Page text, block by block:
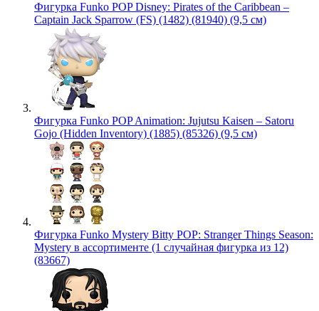
Фигурка Funko POP Disney: Pirates of the Caribbean –
Captain Jack Sparrow (FS) (1482) (81940) (9,5 см)
Фигурка Funko POP Animation: Jujutsu Kaisen – Satoru
Gojo (Hidden Inventory) (1885) (85326) (9,5 см)
Фигурка Funko Mystery Bitty POP: Stranger Things Season:
Mystery в ассортименте (1 случайная фигурка из 12)
(83667)